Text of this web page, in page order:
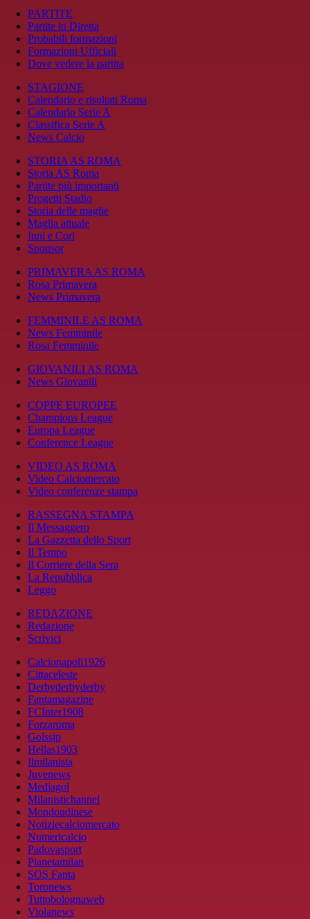
PARTITE
Partite in Diretta
Probabili formazioni
Formazioni Ufficiali
Dove vedere la partita
STAGIONE
Calendario e risultati Roma
Calendario Serie A
Classifica Serie A
News Calcio
STORIA AS ROMA
Storia AS Roma
Partite più importanti
Progetti Stadio
Storia delle maglie
Maglia attuale
Inni e Cori
Sponsor
PRIMAVERA AS ROMA
Rosa Primavera
News Primavera
FEMMINILE AS ROMA
News Femminile
Rosa Femminile
GIOVANILI AS ROMA
News Giovanili
COPPE EUROPEE
Champions League
Europa League
Conference League
VIDEO AS ROMA
Video Calciomercato
Video conferenze stampa
RASSEGNA STAMPA
Il Messaggero
La Gazzetta dello Sport
Il Tempo
Il Corriere della Sera
La Repubblica
Leggo
REDAZIONE
Redazione
Scrivici
Calcionapoli1926
Cittaceleste
Derbyderbyderby
Fantamagazine
FCInter1908
Forzaroma
Golssip
Hellas1903
Ilmilanista
Juvenews
Mediagol
Milanistichannel
Mondoudinese
Notiziecalciomercato
Numericalcio
Padovasport
Pianetamilan
SOS Fanta
Toronews
Tuttobolognaweb
Violanews